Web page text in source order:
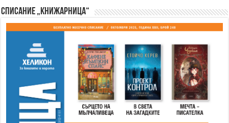
Списание „Книжарница“